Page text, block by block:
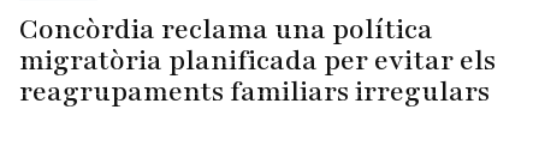
Concòrdia reclama una política
migratòria planificada per evitar els
reagrupaments familiars irregulars